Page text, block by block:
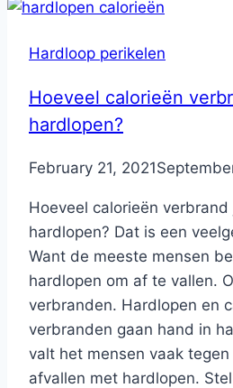
Hardloop perikelen
Hoeveel calorieën
hardlopen?
ByNicole
February 21, 2021
Hoeveel calorieën verbrand
hardlopen? Dat is een
Want de meeste mensen
hardlopen om af te vallen.
verbranden. Hardlopen en
verbranden gaan hand in
valt het mensen vaak tegen
afvallen met hardlopen.